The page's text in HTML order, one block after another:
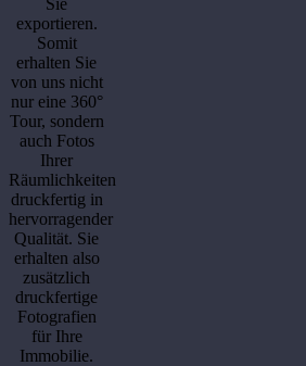
Sie
exportieren.
Somit
erhalten Sie
von uns nicht
nur eine 360°
Tour, sondern
auch Fotos
Ihrer
Räumlichkeiten
druckfertig in
hervorragender
Qualität. Sie
erhalten also
zusätzlich
druckfertige
Fotografien
für Ihre
Immobilie.